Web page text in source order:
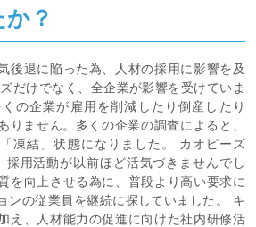
？
後退に陥った為、人材の採用に影響を及
だけでなく、全企業が影響を受けていま
の企業が雇用を削減したり倒産したり
りません。多くの企業の調査によると、
凍結」状態になりました。 カオピーズ
採用活動が以前ほど活気づきませんでし
を向上させる為に、普段より高い要求に
ンの従業員を継続に探していました。 キ
え、人材能力の促進に向けた社内研修活